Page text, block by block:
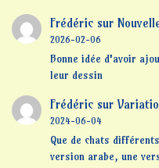
Frédéricsur
2026-02-06
Bonne idée d'avoir
leur dessin
Frédéricsur
2024-06-04
Que de chats
version arabe, une